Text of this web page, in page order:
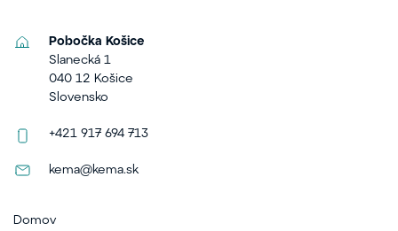
Pobočka Košice
Slanecká 1
040 12 Košice
Slovensko
+421 917 694 713
kema@kema.sk
Domov